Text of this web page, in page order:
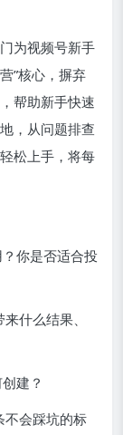
为视频号新手
”核心，摒弃
帮助新手快速
，从问题排查
松上手，将每
你是否适合投
什么结果、
建？
不会踩坑的标